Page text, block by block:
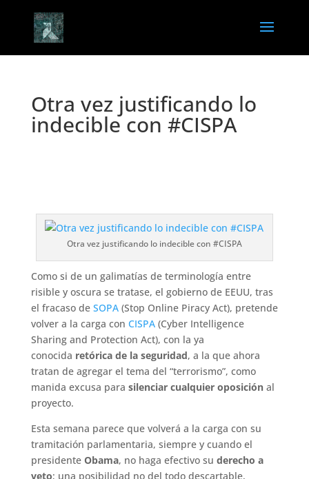
Otra vez justificando lo
indecible con #CISPA
Otra vez justificando lo indecible con #CISPA
Como si de un galimatías de terminología entre
risible y oscura se tratase, el gobierno de EEUU, tras
el fracaso de SOPA (Stop Online Piracy Act), pretende
volver a la carga con CISPA(Cyber Intelligence
Sharing and Protection Act), con la ya
conocida retórica de la seguridad, a la que ahora
tratan de agregar el tema del “terrorismo”, como
manida excusa para silenciar cualquier oposiciónal
proyecto.
Esta semana parece que volverá a la carga con su
tramitación parlamentaria, siempre y cuando el
presidente Obama, no haga efectivo su derecho a
veto; una posibilidad no del todo descartable,